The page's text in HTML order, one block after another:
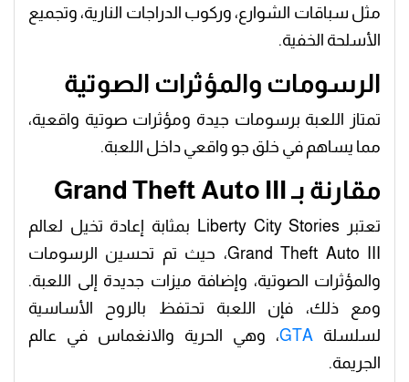
مثل سباقات الشوارع، وركوب الدراجات النارية، وتجميع
الأسلحة الخفية.
الرسومات والمؤثرات الصوتية
تمتاز اللعبة برسومات جيدة ومؤثرات صوتية واقعية،
مما يساهم في خلق جو واقعي داخل اللعبة.
مقارنة بـ Grand Theft Auto III
تعتبر Liberty City Stories بمثابة إعادة تخيل لعالم
Grand Theft Auto III، حيث تم تحسين الرسومات
والمؤثرات الصوتية، وإضافة ميزات جديدة إلى اللعبة.
ومع ذلك، فإن اللعبة تحتفظ بالروح الأساسية
لسلسلة GTA، وهي الحرية والانغماس في عالم
الجريمة.